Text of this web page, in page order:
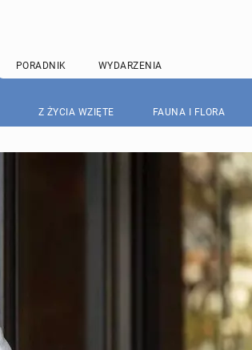
PORADNIK WYDARZENIA
Z ŻYCIA WZIĘTE FAUNA I FLORA